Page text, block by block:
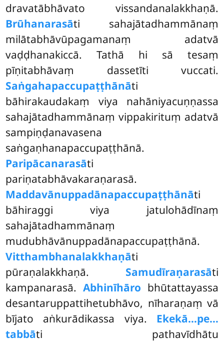
dravatābhāvato vissandanalakkhaṇā.
Brūhanarasāti sahajātadhammānaṃ
milātabhāvūpagamanaṃ adatvā
vaḍḍhanakiccā. Tathā hi sā tesaṃ
pīṇitabhāvaṃ dassetīti vuccati.
Saṅgahapaccupaṭṭhānāti
bāhirakaudakaṃ viya nahāniyacuṇṇassa
sahajātadhammānaṃ vippakirituṃ adatvā
sampiṇḍanavasena
saṅgaṇhanapaccupaṭṭhānā.
Paripācanarasāti
pariṇatabhāvakaraṇarasā.
Maddavānuppadānapaccupaṭṭhānāti
bāhiraggi viya jatulohādīnaṃ
sahajātadhammānaṃ
mudubhāvānuppadānapaccupaṭṭhānā.
Vitthambhanalakkhaṇāti
pūraṇalakkhaṇā. Samudīraṇarasāti
kampanarasā. Abhinīhāro bhūtattayassa
desantaruppattihetubhāvo, nīharaṇaṃ vā
bījato aṅkurādikassa viya. Ekekā…pe…
tabbāti pathavīdhātu